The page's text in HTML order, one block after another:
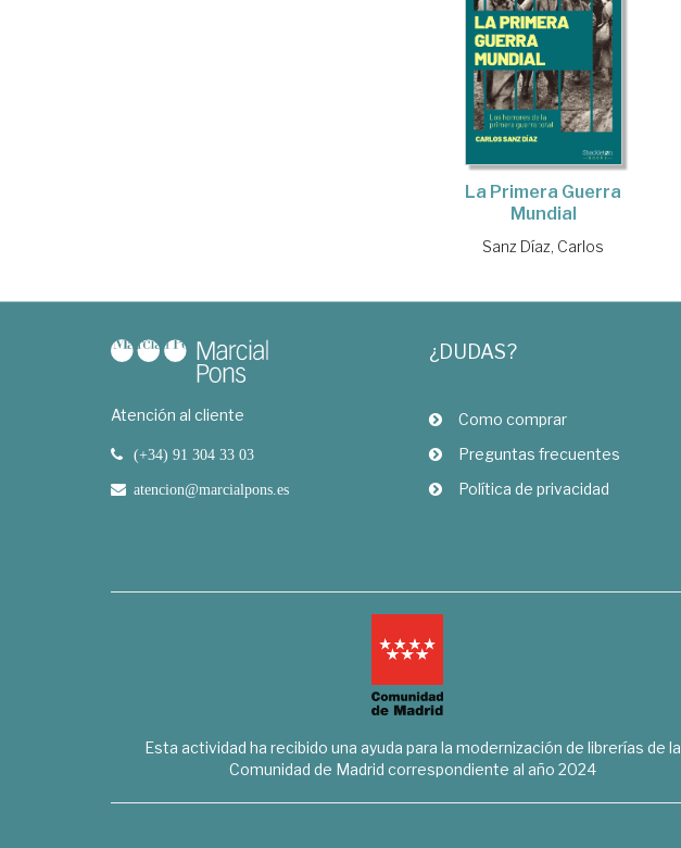
La Primera Guerra
Mundial
Sanz Díaz, Carlos
Atención al cliente
(+34) 91 304 33 03
atencion@marcialpons.es
¿DUDAS?
Como comprar
Preguntas frecuentes
Política de privacidad
Esta actividad ha recibido una ayuda para la modernización de librerías de la
Comunidad de Madrid correspondiente al año 2024